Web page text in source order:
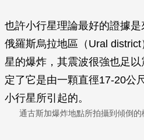
也許小行星理論最好的證據
俄羅斯烏拉地區（Ural
星的爆炸，其震波很強也足
定了它是由一顆直徑17-20公
小行星所引起的。
通古斯加爆炸地點所拍攝到傾倒